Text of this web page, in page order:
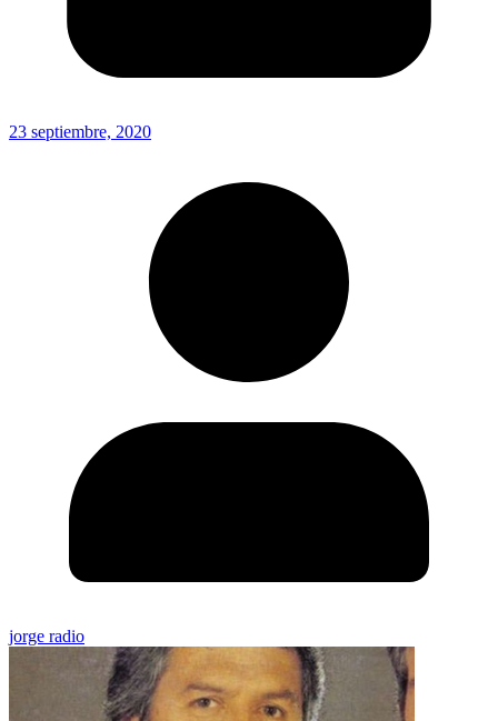
23 septiembre, 2020
jorge radio